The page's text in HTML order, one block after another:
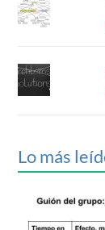
Lo más